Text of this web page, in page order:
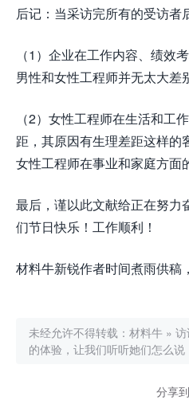
后记：当采访完所有的受访者
（1）企业在工作内容、绩效
男性和女性工程师并无太大差
（2）女性工程师在生活和工
距，其原因有生理差距这样的
女性工程师在事业和家庭方面
最后，谨以此文献给正在努力
们节日快乐！工作顺利！
材料牛新锐作者时间煮雨供稿
未经允许不得转载： 材料牛 »
的体验，让我们听听她们怎么说
分享到